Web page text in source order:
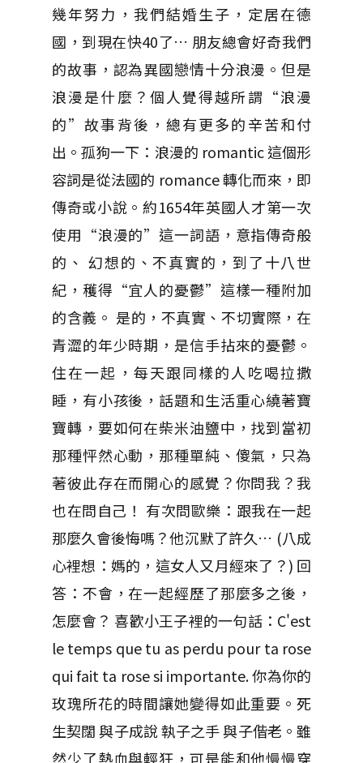
幾年努力，我們結婚生子，定居在德
國，到現在快40了… 朋友總會好奇我們
的故事，認為異國戀情十分浪漫。但是
浪漫是什麼？個人覺得越所謂“浪漫
的”故事背後，總有更多的辛苦和付
出。孤狗一下：浪漫的 romantic 這個形
容詞是從法國的 romance 轉化而來，即
傳奇或小說。約1654年英國人才第一次
使用“浪漫的”這一詞語，意指傳奇般
的、 幻想的、不真實的，到了十八世
紀，穫得“宜人的憂鬱”這樣一種附加
的含義。 是的，不真實、不切實際，在
青澀的年少時期，是信手拈來的憂鬱。
住在一起，每天跟同樣的人吃喝拉撒
睡，有小孩後，話題和生活重心繞著寶
寶轉，要如何在柴米油鹽中，找到當初
那種怦然心動，那種單純、傻氣，只為
著彼此存在而開心的感覺？你問我？我
也在問自己！ 有次問歐樂：跟我在一起
那麼久會後悔嗎？他沉默了許久… (八成
心裡想：媽的，這女人又月經來了？) 回
答：不會，在一起經歷了那麼多之後，
怎麼會？ 喜歡小王子裡的一句話：C'est
le temps que tu as perdu pour ta rose
qui fait ta rose si importante. 你為你的
玫瑰所花的時間讓她變得如此重要。死
生契闊 與子成說 執子之手 與子偕老。雖
然少了熱血與輕狂，可是能和他慢慢穿